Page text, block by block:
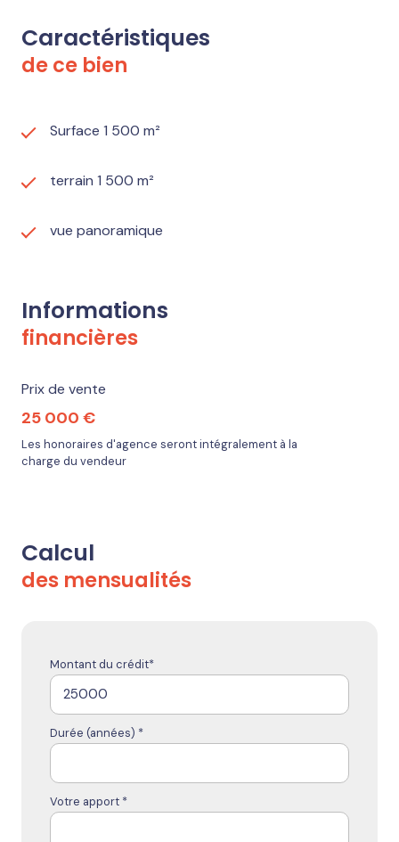
Caractéristiques
de ce bien
Surface 1 500 m²
terrain 1 500 m²
vue panoramique
Informations
financières
Prix de vente
25 000 €
Les honoraires d'agence seront intégralement à la
charge du vendeur
Calcul
des mensualités
Montant du crédit*
Durée (années) *
Votre apport *